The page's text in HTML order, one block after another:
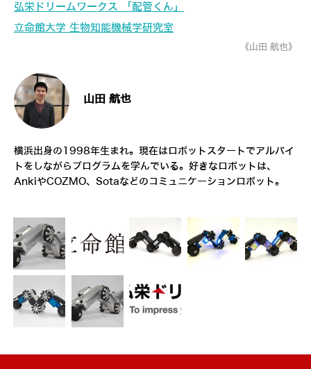
弘栄ドリームワークス 「配管くん」
立命館大学 生物知能機械学研究室
《山田 航也》
山田 航也
横浜出身の1998年生まれ。現在はロボットスタートでアルバイ
トをしながらプログラムを学んでいる。好きなロボットは、
AnkiやCOZMO、Sotaなどのコミュニケーションロボット。